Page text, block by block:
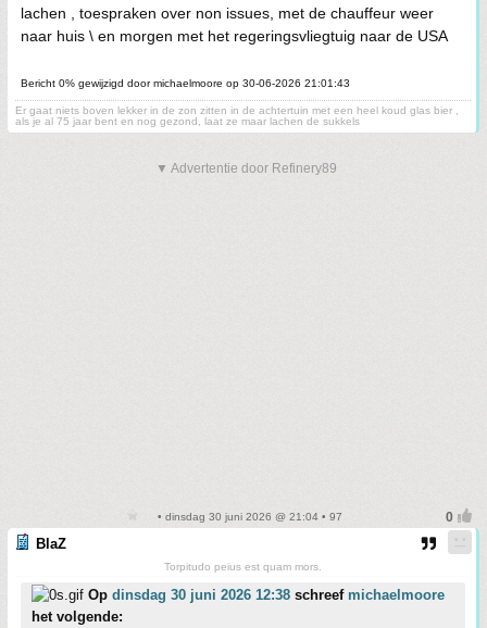
lachen , toespraken over non issues, met de chauffeur weer
naar huis \ en morgen met het regeringsvliegtuig naar de USA
Bericht 0% gewijzigd door michaelmoore op 30-06-2026 21:01:43
Er gaat niets boven lekker in de zon zitten in de achtertuin met een heel koud glas bier ,
als je al 75 jaar bent en nog gezond, laat ze maar lachen de sukkels
▼ Advertentie door Refinery89
• dinsdag 30 juni 2026 @ 21:04 • 97
BlaZ
Torpitudo peius est quam mors.
Op dinsdag 30 juni 2026 12:38 schreef michaelmoore
het volgende: